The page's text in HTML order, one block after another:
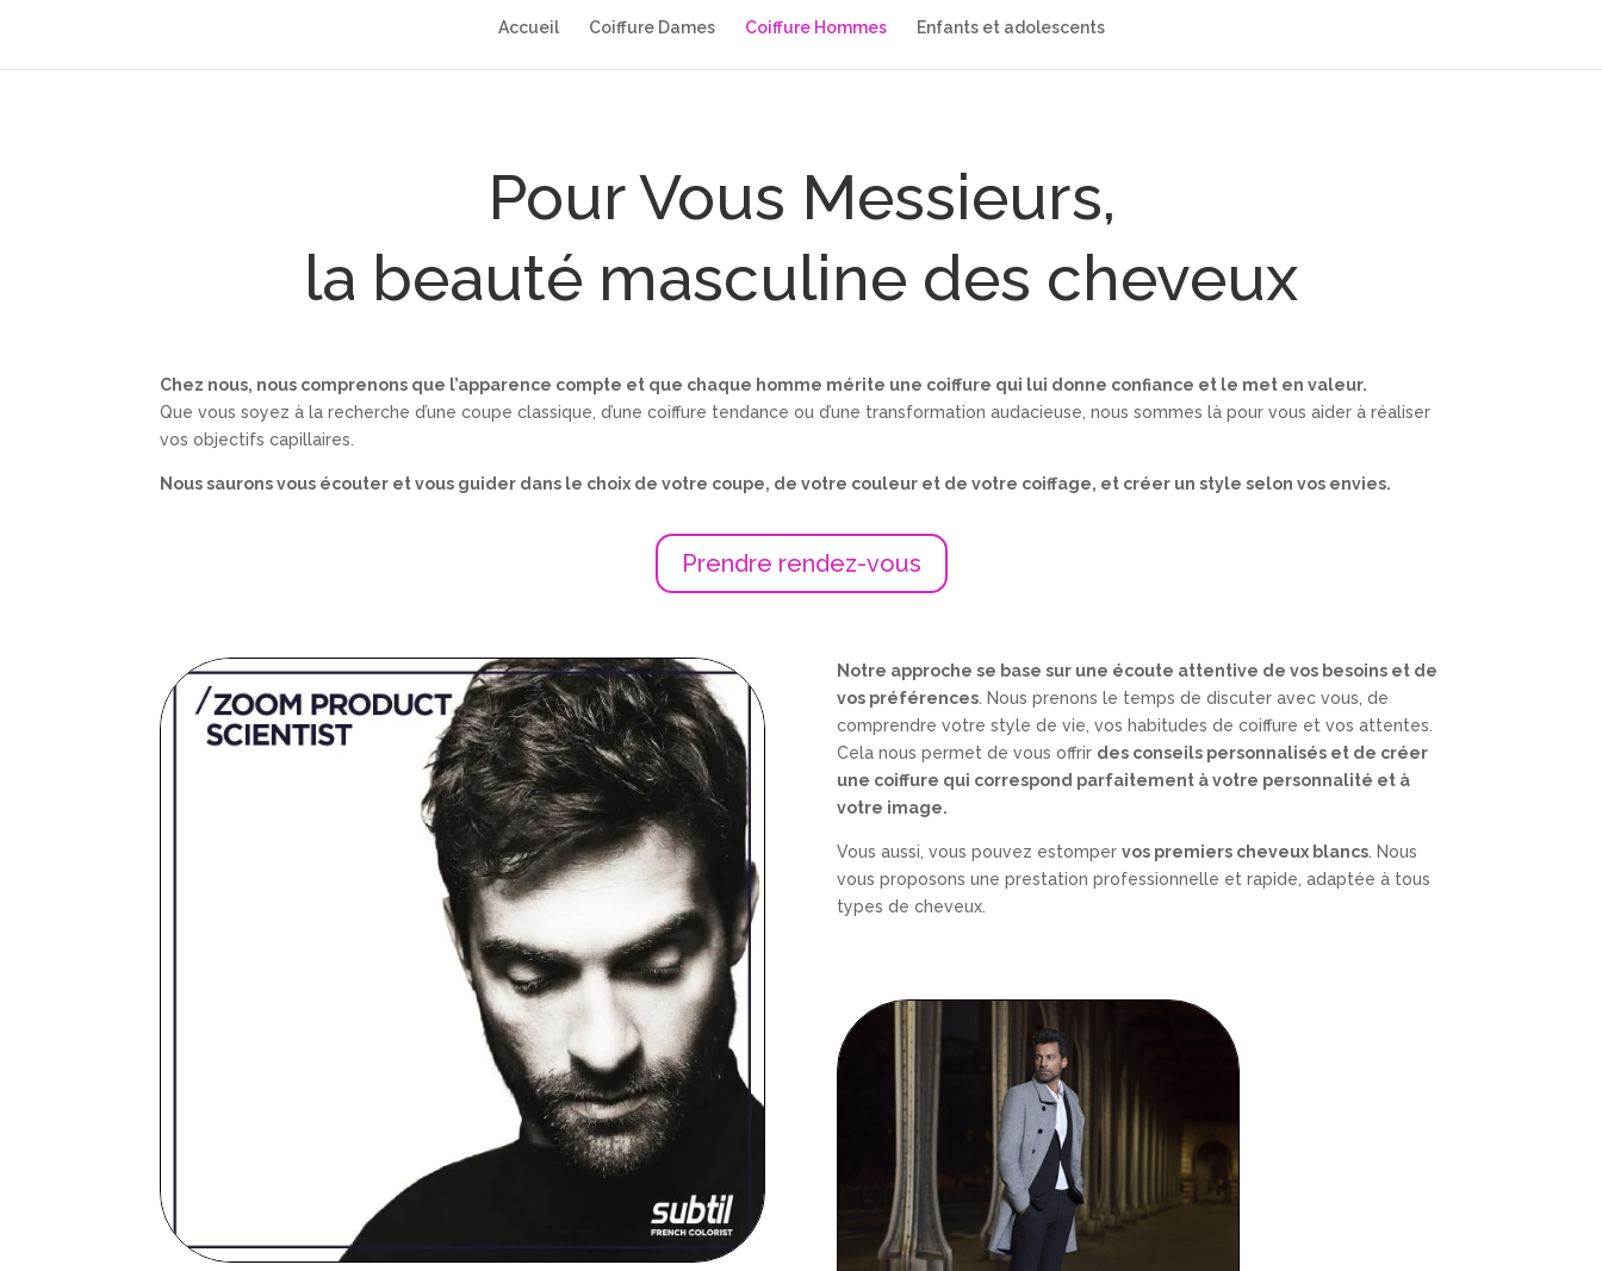
Accueil Coiffure Dames Coiffure Hommes Enfants et adolescents
Pour Vous Messieurs,
la beauté masculine des cheveux
Chez nous, nous comprenons que l’apparence compte et que chaque homme mérite une coiffure qui lui donne confiance et le met en valeur.
Que vous soyez à la recherche d’une coupe classique, d’une coiffure tendance ou d’une transformation audacieuse, nous sommes là pour vous aider à réaliser
vos objectifs capillaires.
Nous saurons vous écouter et vous guider dans le choix de votre coupe, de votre couleur et de votre coiffage, et créer un style selon vos envies.
Prendre rendez-vous
Notre approche se base sur une écoute attentive de vos besoins et de
vos préférences. Nous prenons le temps de discuter avec vous, de
comprendre votre style de vie, vos habitudes de coiffure et vos attentes.
Cela nous permet de vous offrir des conseils personnalisés et de créer
une coiffure qui correspond parfaitement à votre personnalité et à
votre image.
Vous aussi, vous pouvez estomper vos premiers cheveux blancs. Nous
vous proposons une prestation professionnelle et rapide, adaptée à tous
types de cheveux.